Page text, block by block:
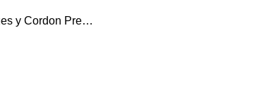
y Cordon Pre…